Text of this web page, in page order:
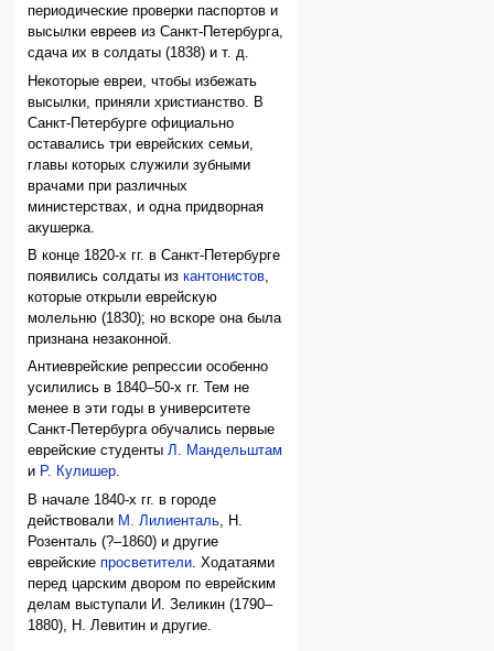
периодические проверки паспортов и
высылки евреев из Санкт-Петербурга,
сдача их в солдаты (1838) и т. д.
Некоторые евреи, чтобы избежать
высылки, приняли христианство. В
Санкт-Петербурге официально
оставались три еврейских семьи,
главы которых служили зубными
врачами при различных
министерствах, и одна придворная
акушерка.
В конце 1820-х гг. в Санкт-Петербурге
появились солдаты изкантонистов,
которые открыли еврейскую
молельню (1830); но вскоре она была
признана незаконной.
Антиеврейские репрессии особенно
усилились в 1840–50-х гг. Тем не
менее в эти годы в университете
Санкт-Петербурга обучались первые
еврейские студентыЛ. Мандельштам
и Р. Кулишер.
В начале 1840-х гг. в городе
действовали М. Лилиенталь , Н.
Розенталь (?–1860) и другие
еврейскиепросветители . Ходатаями
перед царским двором по еврейским
делам выступали И. Зеликин (1790–
1880), Н. Левитин и другие.